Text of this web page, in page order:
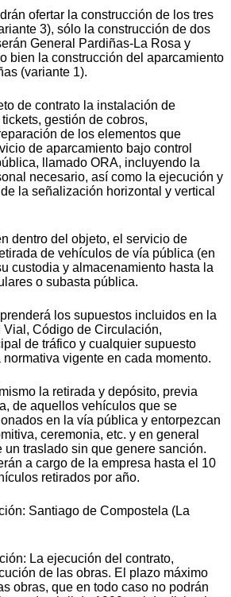
ofertar la construcción de los tres
3), sólo la construcción de dos
General Pardiñas-La Rosa y
bien la construcción del aparcamiento
(variante 1).
de contrato la instalación de
gestión de cobros,
de los elementos que
de aparcamiento bajo control
llamado ORA, incluyendo la
necesario, así como la ejecución y
la señalización horizontal y vertical
dentro del objeto, el servicio de
de vehículos de vía pública (en
custodia y almacenamiento hasta la
o subasta pública.
los supuestos incluidos en la
Vial, Código de Circulación,
de tráfico y cualquier supuesto
vigente en cada momento.
la retirada y depósito, previa
de aquellos vehículos que se
en la vía pública y entorpezcan
ceremonia, etc. y en general
un traslado sin que genere sanción.
a cargo de la empresa hasta el 10
retirados por año.
Santiago de Compostela (La
La ejecución del contrato,
de las obras. El plazo máximo
obras, que en todo caso no podrán